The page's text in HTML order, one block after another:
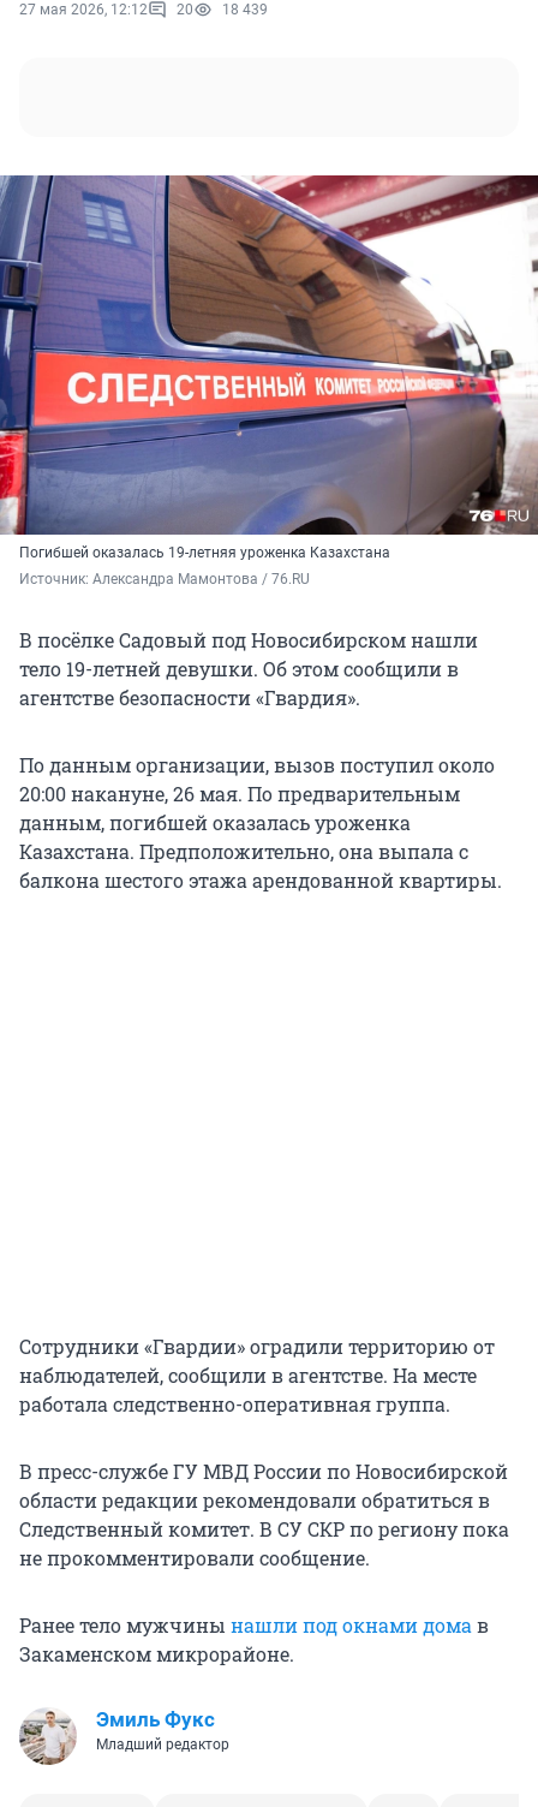
27 мая 2026, 12:12 20 18 439
Погибшей оказалась 19-летняя уроженка Казахстана
Источник: Александра Мамонтова / 76.RU
В посёлке Садовый под Новосибирском нашли
тело 19-летней девушки. Об этом сообщили в
агентстве безопасности «Гвардия».
По данным организации, вызов поступил около
20:00 накануне, 26 мая. По предварительным
данным, погибшей оказалась уроженка
Казахстана. Предположительно, она выпала с
балкона шестого этажа арендованной квартиры.
Сотрудники «Гвардии» оградили территорию от
наблюдателей, сообщили в агентстве. На месте
работала следственно-оперативная группа.
В пресс-службе ГУ МВД России по Новосибирской
области редакции рекомендовали обратиться в
Следственный комитет. В СУ СКР по региону пока
не прокомментировали сообщение.
Ранее тело мужчины нашли под окнами домав
Закаменском микрорайоне.
Эмиль Фукс
Младший редактор